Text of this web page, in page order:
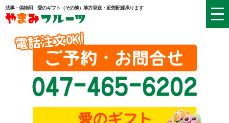
法事・供物用 愛のギフト（その他）地方発送・近郊配達承ります